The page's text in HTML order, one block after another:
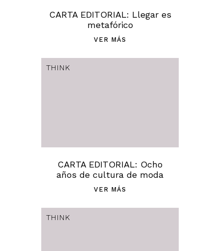
CARTA EDITORIAL: Llegar es
metafórico
VER MÁS
THINK
CARTA EDITORIAL: Ocho
años de cultura de moda
VER MÁS
THINK